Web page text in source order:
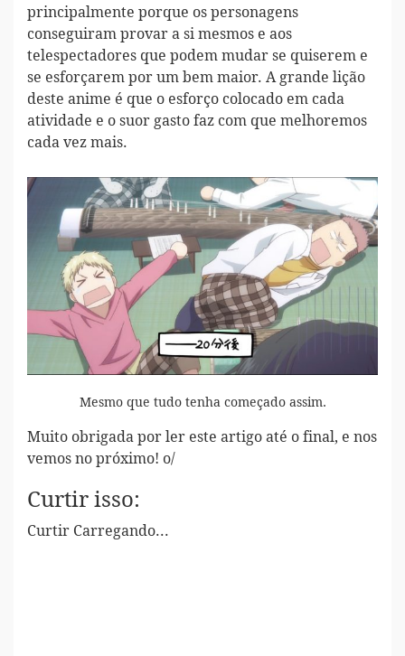
principalmente porque os personagens
conseguiram provar a si mesmos e aos
telespectadores que podem mudar se quiserem e
se esforçarem por um bem maior. A grande lição
deste anime é que o esforço colocado em cada
atividade e o suor gasto faz com que melhoremos
cada vez mais.
Mesmo que tudo tenha começado assim.
Muito obrigada por ler este artigo até o final, e nos
vemos no próximo! o/
Curtir isso:
Curtir Carregando...